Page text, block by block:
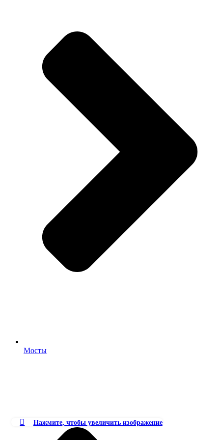
Нажмите, чтобы увеличить изображение
Мосты